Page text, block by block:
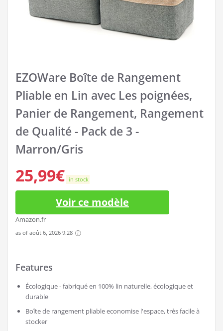
EZOWare Boîte de Rangement
Pliable en Lin avec Les poignées,
Panier de Rangement, Rangement
de Qualité - Pack de 3 -
Marron/Gris
25,99€ in stock
Voir ce modèle
Amazon.fr
as of août 6, 2026 9:28
Features
Écologique - fabriqué en 100% lin naturelle, écologique et
durable
Boîte de rangement pliable economise l'espace, très facile à
stocker